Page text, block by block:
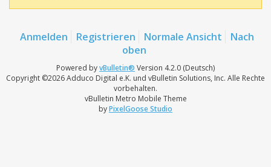
Anmelden Registrieren Normale Ansicht
Nach
oben
Powered byvBulletin® Version 4.2.0 (Deutsch)
Copyright ©2026 Adduco Digital e.K. und vBulletin Solutions, Inc. Alle Rechte
vorbehalten.
vBulletin Metro Mobile Theme
byPixelGoose Studio